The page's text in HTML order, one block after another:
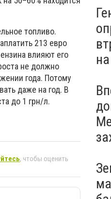
топливо.
213 евро
влияют его
не должно
года. Потому
даже на год. В
до 1 грн/л.
, чтобы оценить